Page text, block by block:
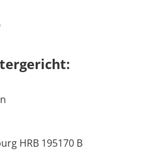
HRB 195170 B